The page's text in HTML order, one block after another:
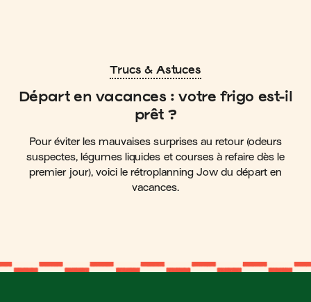
Trucs & Astuces
Départ en vacances : votre frigo est-il
prêt ?
Pour éviter les mauvaises surprises au retour (odeurs
suspectes, légumes liquides et courses à refaire dès le
premier jour), voici le rétroplanning Jow du départ en
vacances.